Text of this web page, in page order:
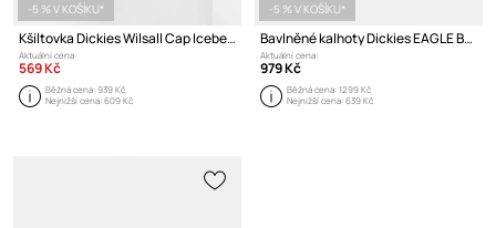
-5 % V KOŠÍKU*
Kšiltovka Dickies Wilsall Cap Iceberg Green
Aktuální cena:
569 Kč
Běžná cena:939 Kč
Nejnižší cena:609 Kč
-5 % V KOŠÍKU*
Bavlněné kalhoty Dickies EAGLE BEND
Aktuální cena:
979 Kč
Běžná cena:1299 Kč
Nejnižší cena:639 Kč